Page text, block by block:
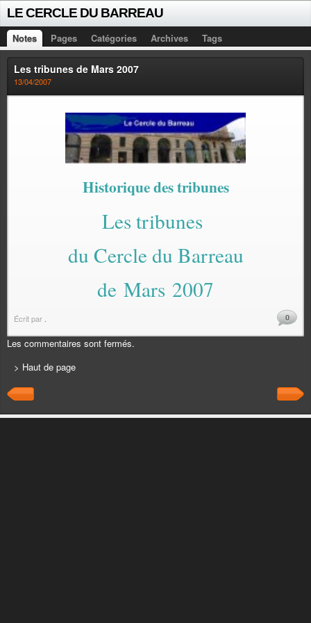
LE CERCLE DU BARREAU
Notes Pages Catégories Archives Tags
Les tribunes de Mars 2007
13/04/2007
Historique des tribunes
Les tribunes
du Cercle du Barreau
de Mars 2007
Écrit par 0
Les commentaires sont fermés.
> Haut de page